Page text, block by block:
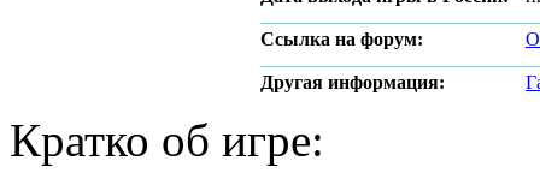
Ссылка на форум:
Другая информация:
Кратко об игре: